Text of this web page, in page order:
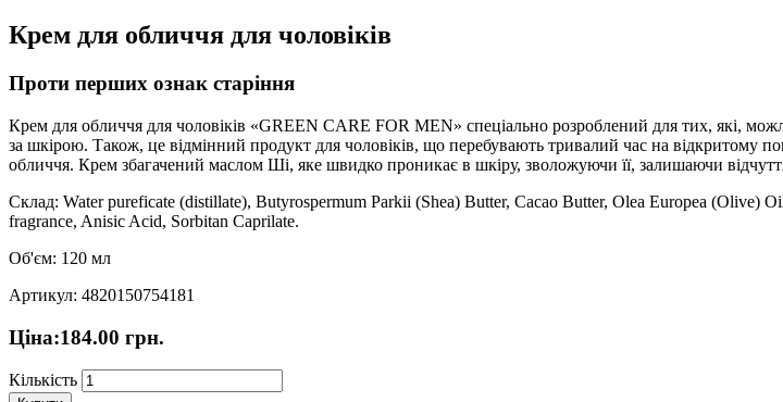
Крем для обличчя для чоловіків
Проти перших ознак старіння
Крем для обличчя для чоловіків «GREEN CARE FOR MEN» спеціально розроблений для тих, які,
за шкірою. Також, це відмінний продукт для чоловіків, що перебувають тривалий час на відкритому
обличчя. Крем збагачений маслом Ші, яке швидко проникає в шкіру, зволожуючи її, залишаючи
Склад: Water pureficate (distillate), Butyrospermum Parkii (Shea) Butter, Cacao Butter, Olea Europea
fragrance, Anisic Acid, Sorbitan Caprilate.
Об'єм: 120 мл
Артикул: 4820150754181
Ціна:184.00 грн.
Кількість